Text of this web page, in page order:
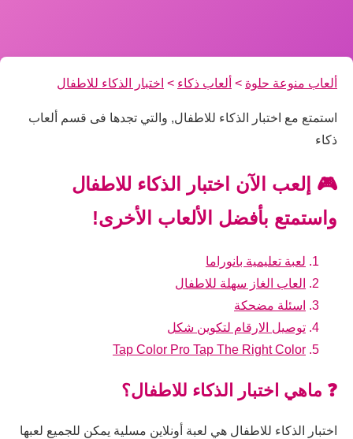
ألعاب منوعة حلوة > ألعاب ذكاء > اختبار الذكاء للاطفال
استمتع مع اختبار الذكاء للاطفال, والتي تجدها فى قسم ألعاب
ذكاء
🎮 إلعب الآن اختبار الذكاء للاطفال
واستمتع بأفضل الألعاب الأخرى!
لعبة تعليمية بانوراما
العاب الغاز سهلة للاطفال
اسئلة مضحكة
توصيل الارقام لتكوين شكل
Tap Color Pro Tap The Right Color
❓ ماهي اختبار الذكاء للاطفال؟
اختبار الذكاء للاطفال هي لعبة أونلاين مسلية يمكن للجميع لعبها